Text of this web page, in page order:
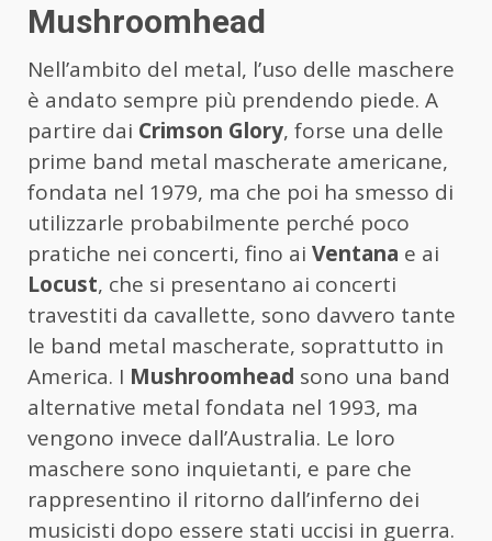
Mushroomhead
Nell’ambito del metal, l’uso delle maschere
è andato sempre più prendendo piede. A
partire dai Crimson Glory, forse una delle
prime band metal mascherate americane,
fondata nel 1979, ma che poi ha smesso di
utilizzarle probabilmente perché poco
pratiche nei concerti, fino ai Ventana e ai
Locust, che si presentano ai concerti
travestiti da cavallette, sono davvero tante
le band metal mascherate, soprattutto in
America. I Mushroomhead sono una band
alternative metal fondata nel 1993, ma
vengono invece dall’Australia. Le loro
maschere sono inquietanti, e pare che
rappresentino il ritorno dall’inferno dei
musicisti dopo essere stati uccisi in guerra.